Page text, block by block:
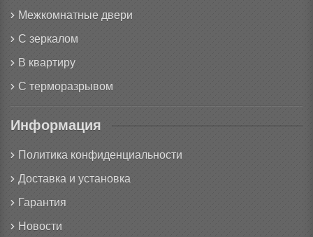
Межкомнатные двери
С зеркалом
В квартиру
С терморазрывом
Информация
Политика конфиденциальности
Доставка и установка
Гарантия
Новости